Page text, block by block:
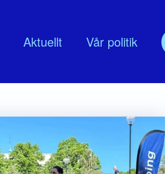
Aktuellt Vår politik
Om oss
Moderata Företagarrådet Nyköping
MUF Nyköping
Moderata seniorer